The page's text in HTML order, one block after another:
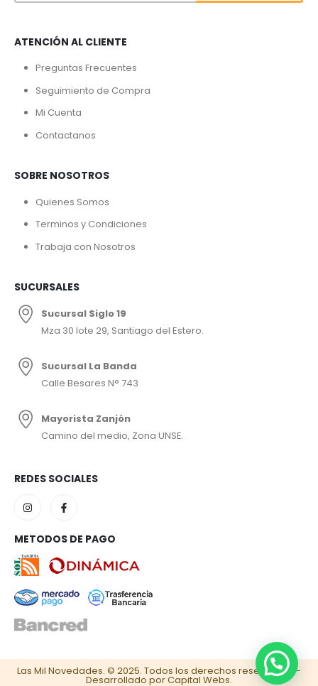
ATENCIÓN AL CLIENTE
Preguntas Frecuentes
Seguimiento de Compra
Mi Cuenta
Contactanos
SOBRE NOSOTROS
Quienes Somos
Terminos y Condiciones
Trabaja con Nosotros
SUCURSALES
Sucursal Siglo 19
Mza 30 lote 29, Santiago del Estero.
Sucursal La Banda
Calle Besares N° 743
Mayorista Zanjón
Camino del medio, Zona UNSE.
REDES SOCIALES
METODOS DE PAGO
Las Mil Novedades. © 2025. Todos los derechos reservados –
Desarrollado por Capital Webs.